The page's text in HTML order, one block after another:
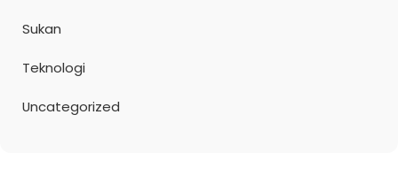
Sukan
Teknologi
Uncategorized